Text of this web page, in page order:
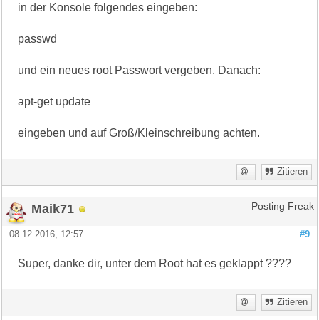
in der Konsole folgendes eingeben:
passwd
und ein neues root Passwort vergeben. Danach:
apt-get update
eingeben und auf Groß/Kleinschreibung achten.
Zitieren
Maik71 Posting Freak
#9
08.12.2016, 12:57
Super, danke dir, unter dem Root hat es geklappt ????
Zitieren